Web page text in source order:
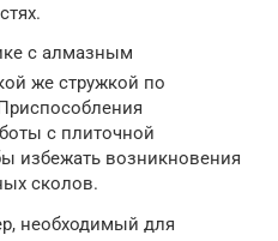
с алмазным
же стружкой по
с плиточной
избежать возникновения
сколов.
необходимый для